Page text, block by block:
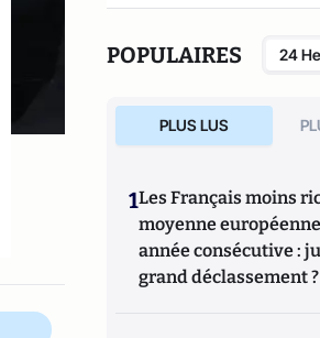
POPULAIRES 24
PLUS LUS
1Les Français moins
moyenne
année consécutive :
grand déclassement ?